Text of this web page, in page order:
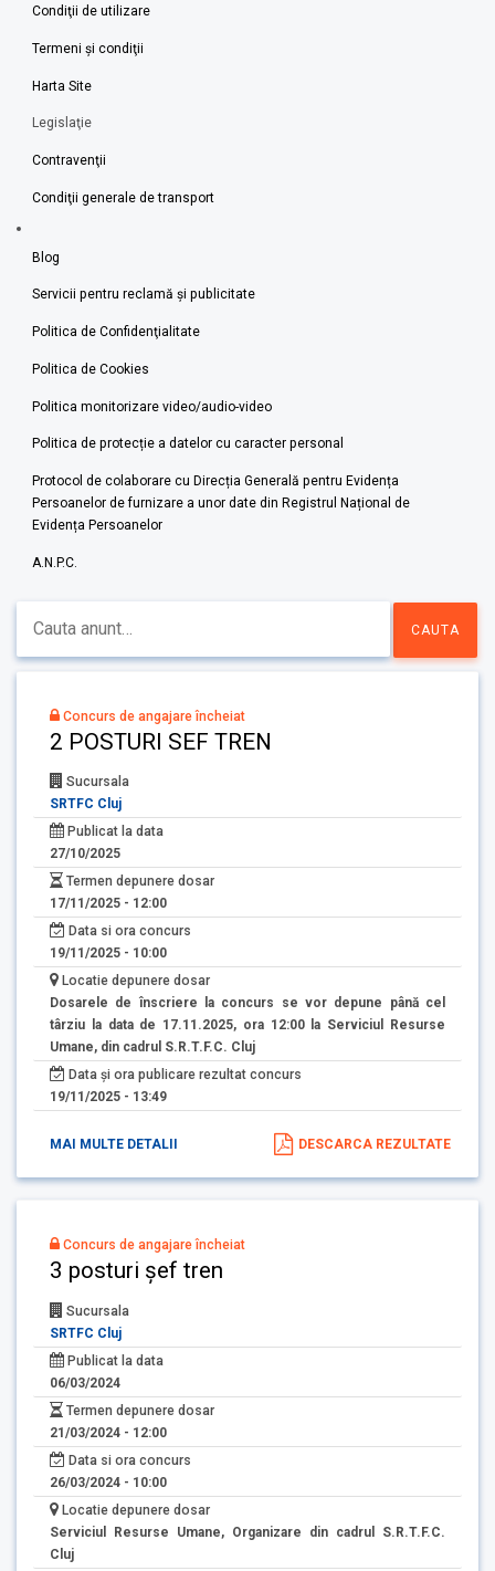
Condiţii de utilizare
Termeni şi condiţii
Harta Site
Legislaţie
Contravenţii
Condiţii generale de transport
Blog
Servicii pentru reclamă și publicitate
Politica de Confidenţialitate
Politica de Cookies
Politica monitorizare video/audio-video
Politica de protecție a datelor cu caracter personal
Protocol de colaborare cu Direcția Generală pentru Evidența
Persoanelor de furnizare a unor date din Registrul Național de
Evidența Persoanelor
A.N.P.C.
Concurs de angajare încheiat
2 POSTURI SEF TREN
Sucursala
SRTFC Cluj
Publicat la data
27/10/2025
Termen depunere dosar
17/11/2025 - 12:00
Data si ora concurs
19/11/2025 - 10:00
Locatie depunere dosar
Dosarele de înscriere la concurs se vor depune până cel
târziu la data de 17.11.2025, ora 12:00 la Serviciul Resurse
Umane, din cadrul S.R.T.F.C. Cluj
Data și ora publicare rezultat concurs
19/11/2025 - 13:49
MAI MULTE DETALII DESCARCA REZULTATE
Concurs de angajare încheiat
3 posturi șef tren
Sucursala
SRTFC Cluj
Publicat la data
06/03/2024
Termen depunere dosar
21/03/2024 - 12:00
Data si ora concurs
26/03/2024 - 10:00
Locatie depunere dosar
Serviciul Resurse Umane, Organizare din cadrul S.R.T.F.C.
Cluj